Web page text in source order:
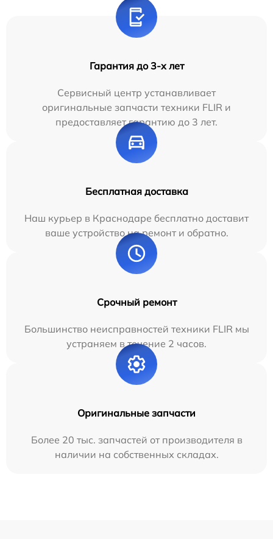
Гарантия до 3-х лет
Сервисный центр устанавливает
оригинальные запчасти техники FLIR и
предоставляет гарантию до 3 лет.
Бесплатная доставка
Наш курьер в Краснодаре бесплатно доставит
ваше устройство на ремонт и обратно.
Срочный ремонт
Большинство неисправностей техники FLIR мы
устраняем в течение 2 часов.
Оригинальные запчасти
Более 20 тыс. запчастей от производителя в
наличии на собственных складах.